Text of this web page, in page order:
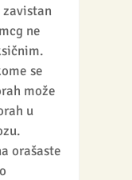
ne
se
može
u
orašaste